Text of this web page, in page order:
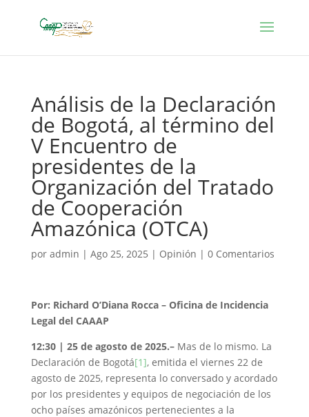
Análisis de la Declaración
de Bogotá, al término del
V Encuentro de
presidentes de la
Organización del Tratado
de Cooperación
Amazónica (OTCA)
por admin | Ago 25, 2025 | Opinión | 0 Comentarios
Por: Richard O’Diana Rocca – Oficina de Incidencia
Legal del CAAAP
12:30 | 25 de agosto de 2025.– Mas de lo mismo. La
Declaración de Bogotá[1], emitida el viernes 22 de
agosto de 2025, representa lo conversado y acordado
por los presidentes y equipos de negociación de los
ocho países amazónicos pertenecientes a la